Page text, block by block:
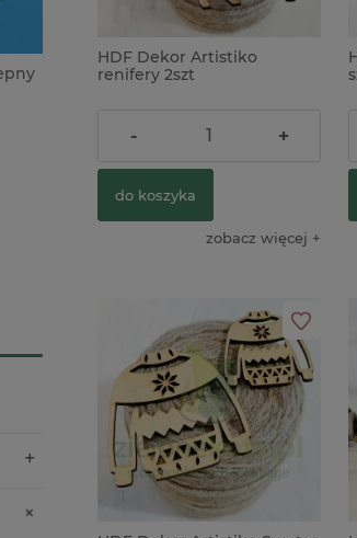
Forma foremka silikonowa Prima
Cena regularna:109,01 zł do
HDF Dekor Artistiko
renifery 2szt
4,90 zł
- +
do koszyka
zobacz więcej